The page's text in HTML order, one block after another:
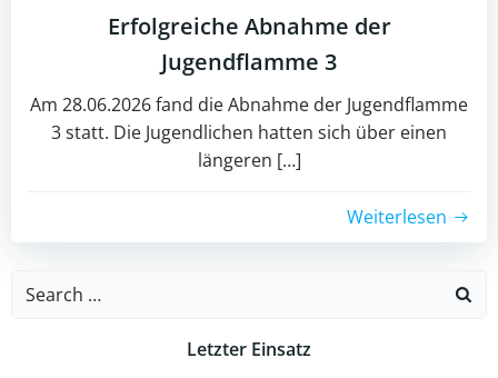
Erfolgreiche Abnahme der
Jugendflamme 3
Am 28.06.2026 fand die Abnahme der Jugendflamme
3 statt. Die Jugendlichen hatten sich über einen
längeren […]
Weiterlesen
Search
Letzter Einsatz